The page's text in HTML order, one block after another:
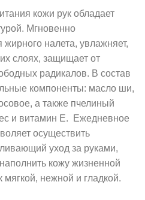
кожи рук обладает
Мгновенно
налета, увлажняет,
слоях, защищает от
радикалов. В состав
компоненты: масло ши,
а также пчелиный
и витамин Е. Ежедневное
осуществить
уход за руками,
кожу жизненной
мягкой, нежной и гладкой.